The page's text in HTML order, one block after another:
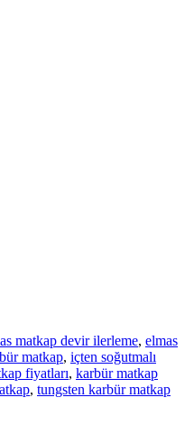
matkap devir ilerleme, elmas
matkap, içten soğutmalı
fiyatları, karbür matkap
, tungsten karbür matkap